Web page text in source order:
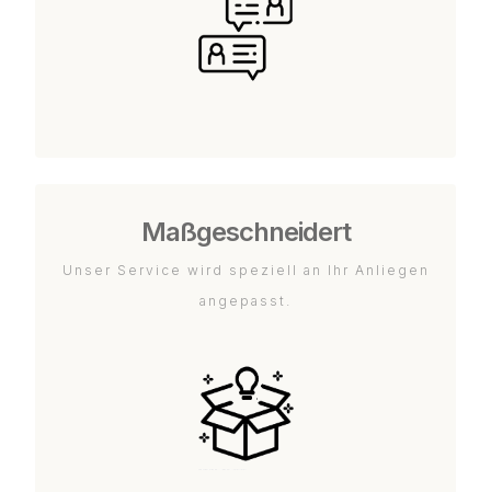
Maßgeschneidert
Unser Service wird speziell an Ihr Anliegen
angepasst.